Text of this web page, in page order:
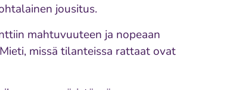
jousitus.
mahtuvuuteen ja nopeaan
missä tilanteissa rattaat ovat